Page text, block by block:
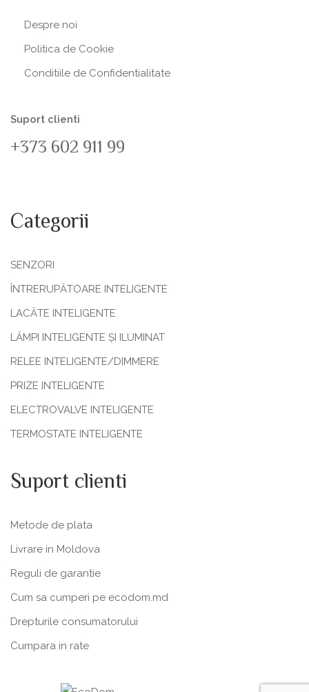
Despre noi
Politica de Сookie
Conditiile de Confidentialitate
Suport clienti
+373 602 911 99
Categorii
SENZORI
ÎNTRERUPĂTOARE INTELIGENTE
LACĂTE INTELIGENTE
LĂMPI INTELIGENTE ȘI ILUMINAT
RELEE INTELIGENTE/DIMMERE
PRIZE INTELIGENTE
ELECTROVALVE INTELIGENTE
TERMOSTATE INTELIGENTE
Suport clienti
Metode de plata
Livrare in Moldova
Reguli de garantie
Cum sa cumperi pe ecodom.md
Drepturile consumatorului
Cumpara in rate